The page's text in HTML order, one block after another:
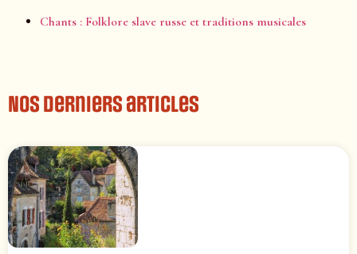
Chants : Folklore slave russe et traditions musicales
Nos derniers articles